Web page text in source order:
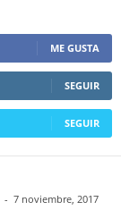
ME GUSTA
SEGUIR
SEGUIR
- 7 noviembre, 2017